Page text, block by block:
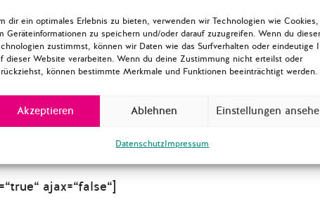
dir ein optimales Erlebnis zu bieten, verwenden wir Technologien wie Cookies,
Geräteinformationen zu speichern und/oder darauf zuzugreifen. Wenn du
zustimmst, können wir Daten wie das Surfverhalten oder eindeutige
dieser Website verarbeiten. Wenn du deine Zustimmung nicht erteilst oder
können bestimmte Merkmale und Funktionen beeinträchtigt werden.
Akzeptieren Ablehnen Einstellungen
DatenschutzImpressum
die Übernachtungen zu
inspirierendes Wochenende mit
von euch in Berlin begrüßen
können!
von Polis180 <3
ajax=“false“]